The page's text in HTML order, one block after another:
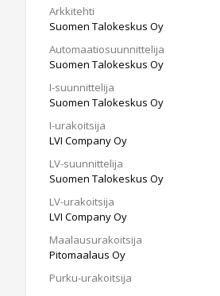
Arkkitehti
Suomen Talokeskus Oy
Automaatiosuunnittelija
Suomen Talokeskus Oy
I-suunnittelija
Suomen Talokeskus Oy
I-urakoitsija
LVI Company Oy
LV-suunnittelija
Suomen Talokeskus Oy
LV-urakoitsija
LVI Company Oy
Maalausurakoitsija
Pitomaalaus Oy
Purku-urakoitsija